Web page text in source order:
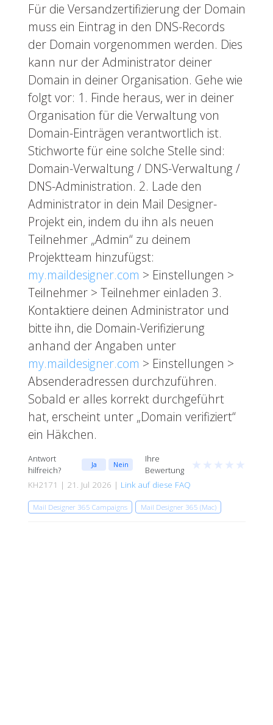
Für die Versandzertifizierung der Domain
muss ein Eintrag in den DNS-Records
der Domain vorgenommen werden. Dies
kann nur der Administrator deiner
Domain in deiner Organisation. Gehe wie
folgt vor: 1. Finde heraus, wer in deiner
Organisation für die Verwaltung von
Domain-Einträgen verantwortlich ist.
Stichworte für eine solche Stelle sind:
Domain-Verwaltung / DNS-Verwaltung /
DNS-Administration. 2. Lade den
Administrator in dein Mail Designer-
Projekt ein, indem du ihn als neuen
Teilnehmer „Admin“ zu deinem
Projektteam hinzufügst:
my.maildesigner.com > Einstellungen >
Teilnehmer > Teilnehmer einladen 3.
Kontaktiere deinen Administrator und
bitte ihn, die Domain-Verifizierung
anhand der Angaben unter
my.maildesigner.com > Einstellungen >
Absenderadressen durchzuführen.
Sobald er alles korrekt durchgeführt
hat, erscheint unter „Domain verifiziert“
ein Häkchen.
Antwort
hilfreich?
Ja Nein
Ihre
Bewertung
★ ★ ★ ★ ★
KH2171 | 21. Jul 2026 | Link auf diese FAQ
Mail Designer 365 Campaigns Mail Designer 365 (Mac)